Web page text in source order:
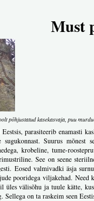
Must
põhjustatud kasekasvaja, puu
parasiteerib enamasti
sugukonnast. Suurus
krobeline, tume-
See on seene
Eosed valmivadki äsja
pooridega viljakehad. Need
üles välisõhu ja tuule kätte,
Sellega on ta raskeim seen